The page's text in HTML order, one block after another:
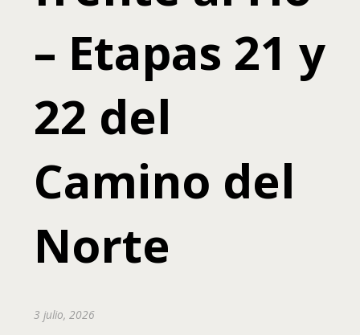
– Etapas 21 y
22 del
Camino del
Norte
3 julio, 2026